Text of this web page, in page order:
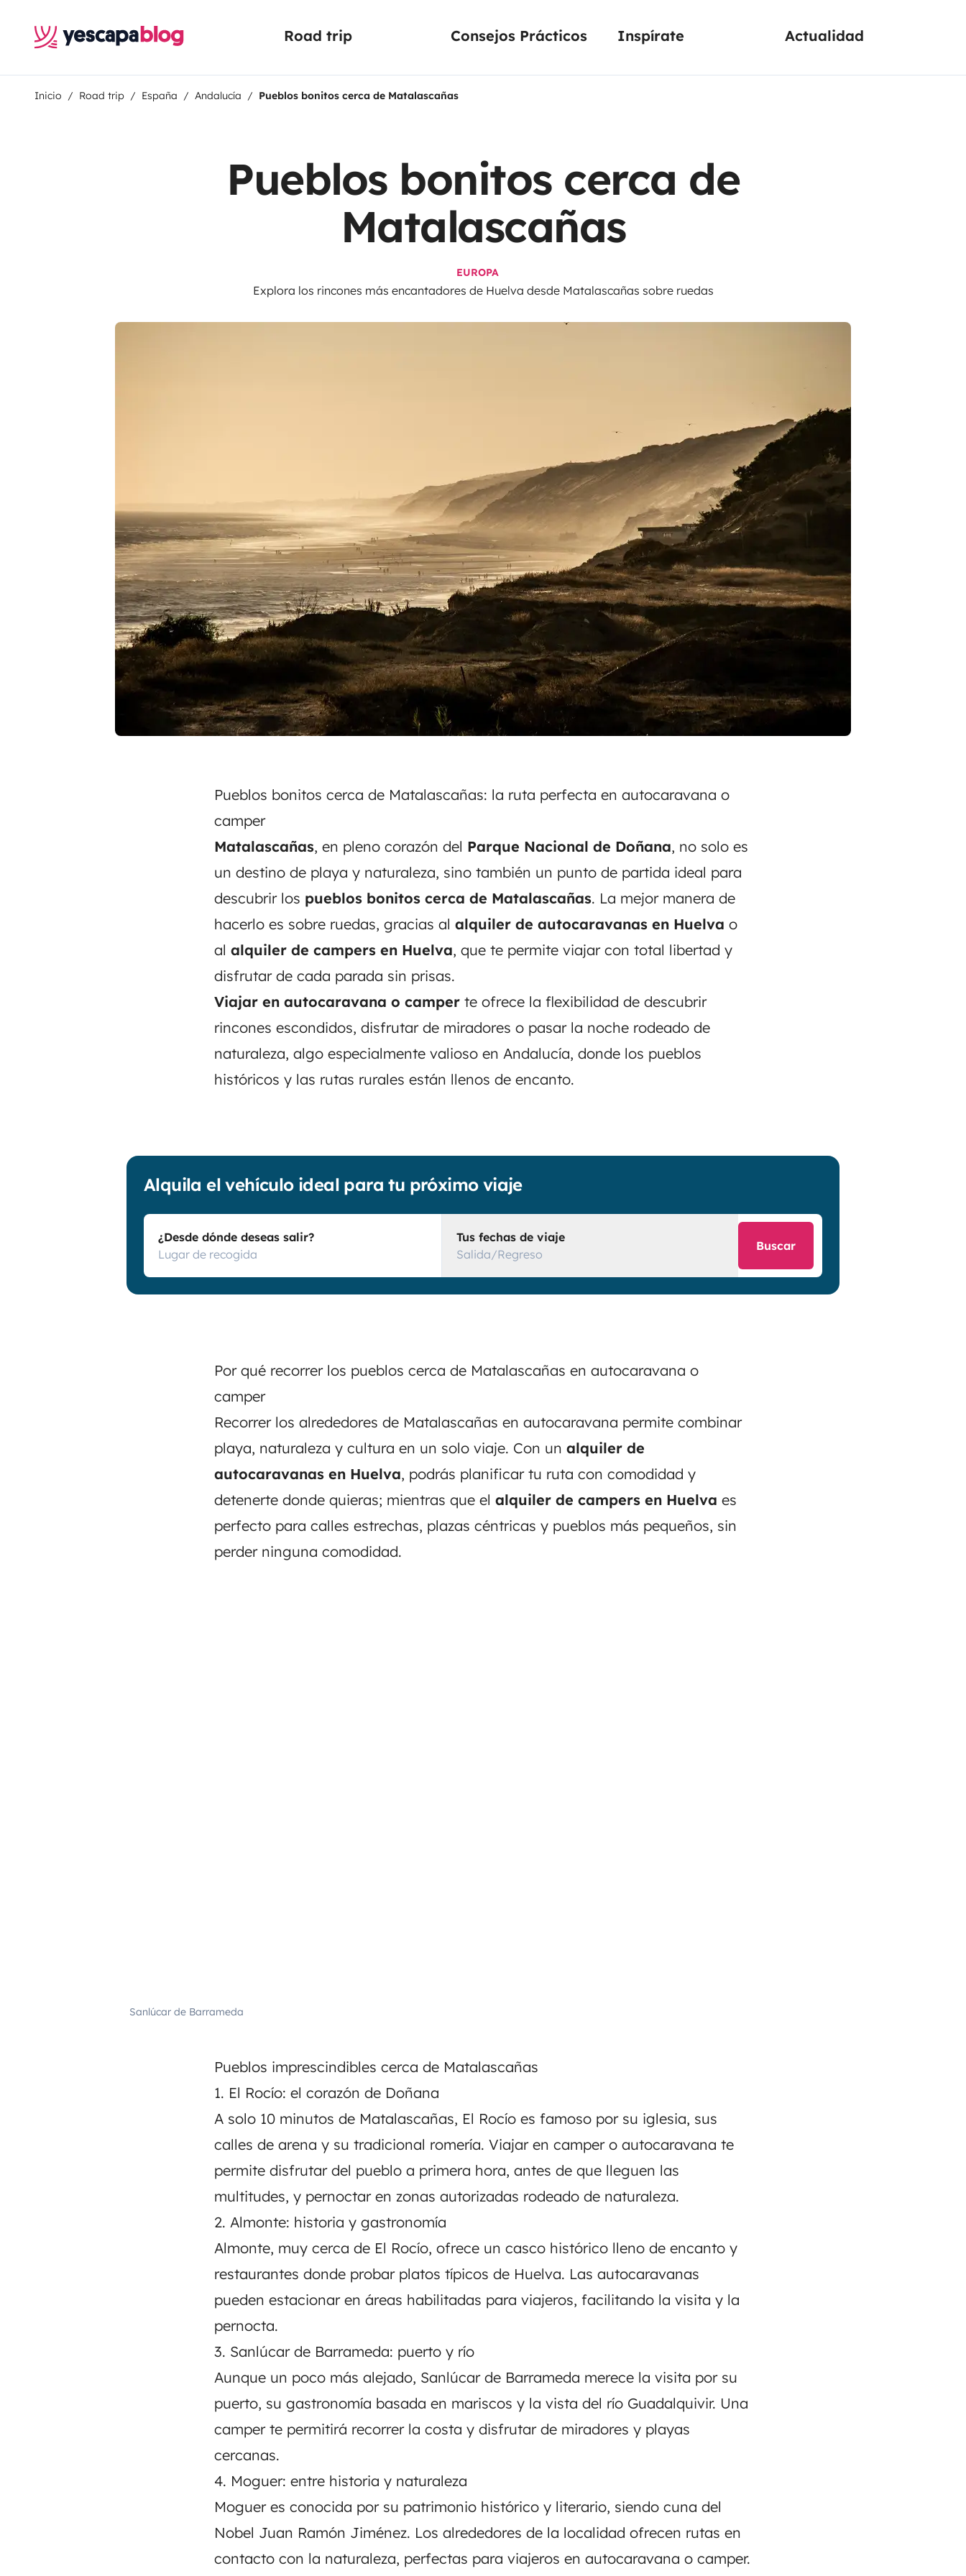
Road trip Consejos Prácticos Inspírate Actualidad
Inicio Road trip España Andalucía Pueblos bonitos cerca de Matalascañas
Pueblos bonitos cerca de
Matalascañas
EUROPA
Explora los rincones más encantadores de Huelva desde Matalascañas sobre ruedas
Pueblos bonitos cerca de Matalascañas: la ruta perfecta en autocaravana o
camper
Matalascañas, en pleno corazón del Parque Nacional de Doñana, no solo es
un destino de playa y naturaleza, sino también un punto de partida ideal para
descubrir los pueblos bonitos cerca de Matalascañas. La mejor manera de
hacerlo es sobre ruedas, gracias al alquiler de autocaravanas en Huelva o
al alquiler de campers en Huelva, que te permite viajar con total libertad y
disfrutar de cada parada sin prisas.
Viajar en autocaravana o camper te ofrece la flexibilidad de descubrir
rincones escondidos, disfrutar de miradores o pasar la noche rodeado de
naturaleza, algo especialmente valioso en Andalucía, donde los pueblos
históricos y las rutas rurales están llenos de encanto.
Alquila el vehículo ideal para tu próximo viaje
¿Desde dónde deseas salir?
Tus fechas de viaje
Salida/Regreso
Buscar
Por qué recorrer los pueblos cerca de Matalascañas en autocaravana o
camper
Recorrer los alrededores de Matalascañas en autocaravana permite combinar
playa, naturaleza y cultura en un solo viaje. Con un alquiler de
autocaravanas en Huelva, podrás planificar tu ruta con comodidad y
detenerte donde quieras; mientras que el alquiler de campers en Huelva es
perfecto para calles estrechas, plazas céntricas y pueblos más pequeños, sin
perder ninguna comodidad.
Sanlúcar de Barrameda
Pueblos imprescindibles cerca de Matalascañas
1. El Rocío: el corazón de Doñana
A solo 10 minutos de Matalascañas, El Rocío es famoso por su iglesia, sus
calles de arena y su tradicional romería. Viajar en camper o autocaravana te
permite disfrutar del pueblo a primera hora, antes de que lleguen las
multitudes, y pernoctar en zonas autorizadas rodeado de naturaleza.
2. Almonte: historia y gastronomía
Almonte, muy cerca de El Rocío, ofrece un casco histórico lleno de encanto y
restaurantes donde probar platos típicos de Huelva. Las autocaravanas
pueden estacionar en áreas habilitadas para viajeros, facilitando la visita y la
pernocta.
3. Sanlúcar de Barrameda: puerto y río
Aunque un poco más alejado, Sanlúcar de Barrameda merece la visita por su
puerto, su gastronomía basada en mariscos y la vista del río Guadalquivir. Una
camper te permitirá recorrer la costa y disfrutar de miradores y playas
cercanas.
4. Moguer: entre historia y naturaleza
Moguer es conocida por su patrimonio histórico y literario, siendo cuna del
Nobel Juan Ramón Jiménez. Los alrededores de la localidad ofrecen rutas en
contacto con la naturaleza, perfectas para viajeros en autocaravana o camper.